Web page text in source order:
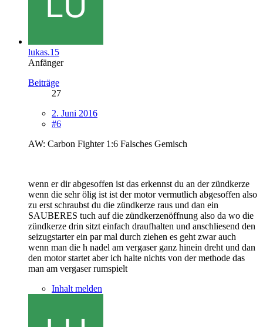
lukas.15
Anfänger
Beiträge
27
2. Juni 2016
#6
AW: Carbon Fighter 1:6 Falsches Gemisch
wenn er dir abgesoffen ist das erkennst du an der zündkerze
wenn die sehr ölig ist ist der motor vermutlich abgesoffen also
zu erst schraubst du die zündkerze raus und dan ein
SAUBERES tuch auf die zündkerzenöffnung also da wo die
zündkerze drin sitzt einfach draufhalten und anschliesend den
seizugstarter ein par mal durch ziehen es geht zwar auch
wenn man die h nadel am vergaser ganz hinein dreht und dan
den motor startet aber ich halte nichts von der methode das
man am vergaser rumspielt
Inhalt melden